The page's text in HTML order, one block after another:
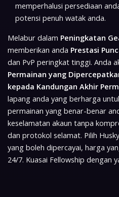
memperhalusi persediaan
potensi penuh watak anda.
Melabur dalam Peningkatan
memberikan anda Prestasi
dan PvP peringkat tinggi. Anda
Permainan yang
kepada Kandungan Akhir
lapang anda yang berharga
permainan yang benar-benar
keselamatan akaun tanpa
dan protokol selamat. Pilih
yang boleh dipercayai, harga
24/7. Kuasai Fellowship dengan